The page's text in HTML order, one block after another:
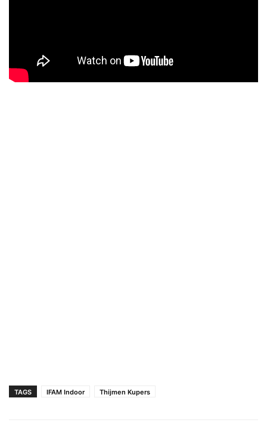
TAGS IFAM Indoor Thijmen Kupers